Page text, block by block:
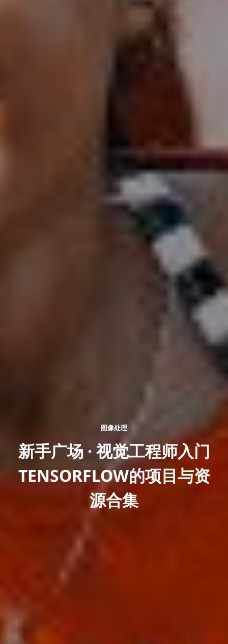
图像处理
新手广场 · 视觉工程师入门
TENSORFLOW的项目与资
源合集